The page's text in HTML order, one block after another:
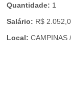
Quantidade: 1
Salário: R$
Local: CAMPINAS